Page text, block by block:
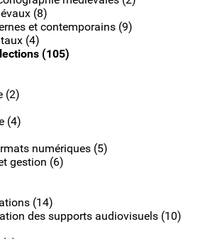
(8)
et contemporains (9)
(4)
(105)
(2)
(4)
numériques (5)
gestion (6)
(14)
des supports audiovisuels (10)